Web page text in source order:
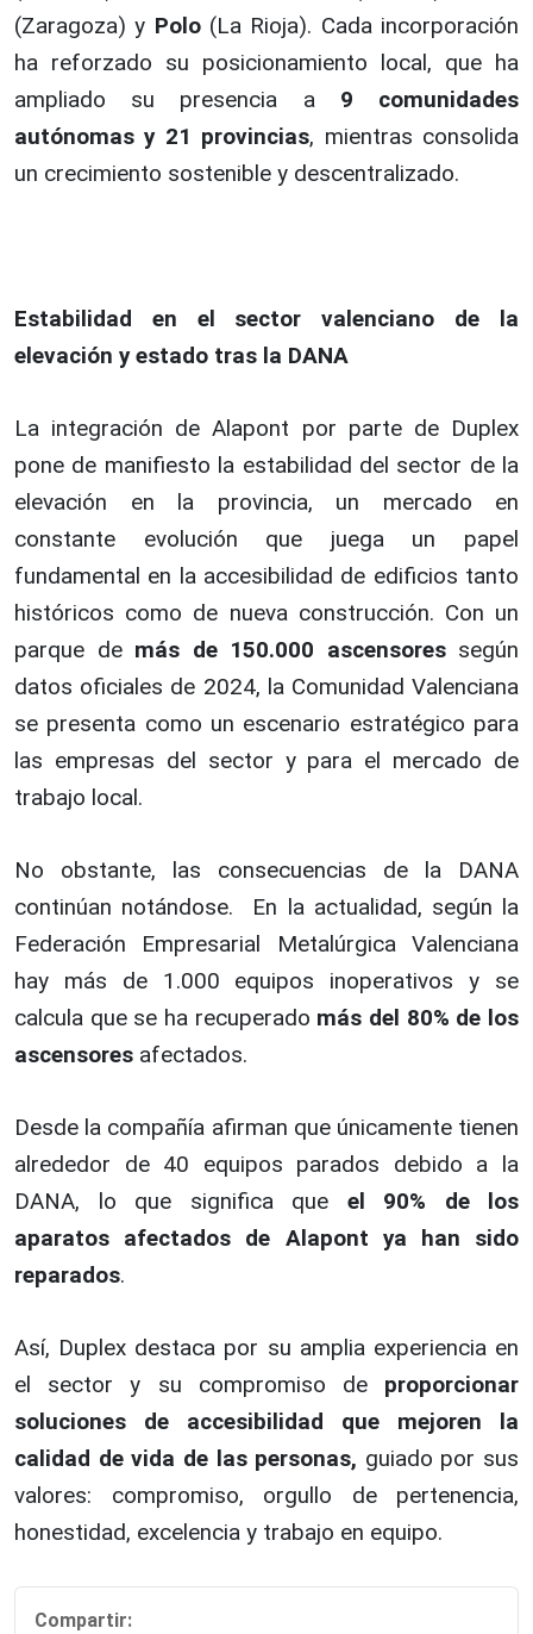
(Zaragoza) y Polo(La Rioja). Cada incorporación
ha reforzado su posicionamiento local, que ha
ampliado su presencia a 9 comunidades
autónomas y 21 provincias, mientras consolida
un crecimiento sostenible y descentralizado.
Estabilidad en el sector valenciano de la
elevación y estado tras la DANA
La integración de Alapont por parte de Duplex
pone de manifiesto la estabilidad del sector de la
elevación en la provincia, un mercado en
constante evolución que juega un papel
fundamental en la accesibilidad de edificios tanto
históricos como de nueva construcción. Con un
parque de más de 150.000 ascensores según
datos oficiales de 2024, la Comunidad Valenciana
se presenta como un escenario estratégico para
las empresas del sector y para el mercado de
trabajo local.
No obstante, las consecuencias de la DANA
continúan notándose. En la actualidad, según la
Federación Empresarial Metalúrgica Valenciana
hay más de 1.000 equipos inoperativos y se
calcula que se ha recuperado más del 80% de los
ascensores afectados.
Desde la compañía afirman que únicamente tienen
alrededor de 40 equipos parados debido a la
DANA, lo que significa que el 90% de los
aparatos afectados de Alapont ya han sido
reparados.
Así, Duplex destaca por su amplia experiencia en
el sector y su compromiso de proporcionar
soluciones de accesibilidad que mejoren la
calidad de vida de las personas, guiado por sus
valores: compromiso, orgullo de pertenencia,
honestidad, excelencia y trabajo en equipo.
Compartir: